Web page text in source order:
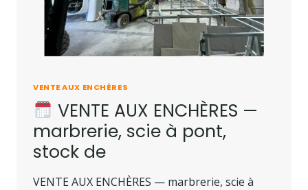
VENTE AUX ENCHÈRES
VENTE AUX ENCHÈRES —
marbrerie, scie à pont,
stock de
VENTE AUX ENCHÈRES — marbrerie, scie à